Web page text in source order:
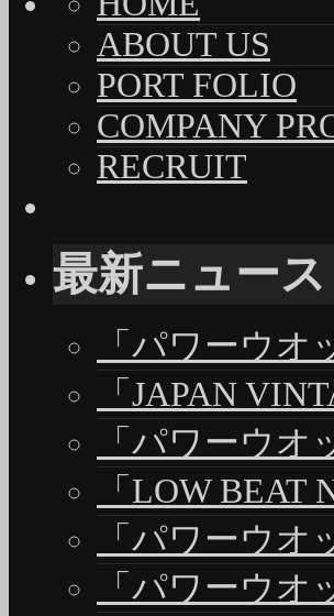
ABOUT US
PORT FOLIO
COMPANY
RECRUIT
最新ニュース
「パワーウオ
「JAPAN
「パワーウオ
「LOW BEAT
「パワーウオ
「パワーウオ